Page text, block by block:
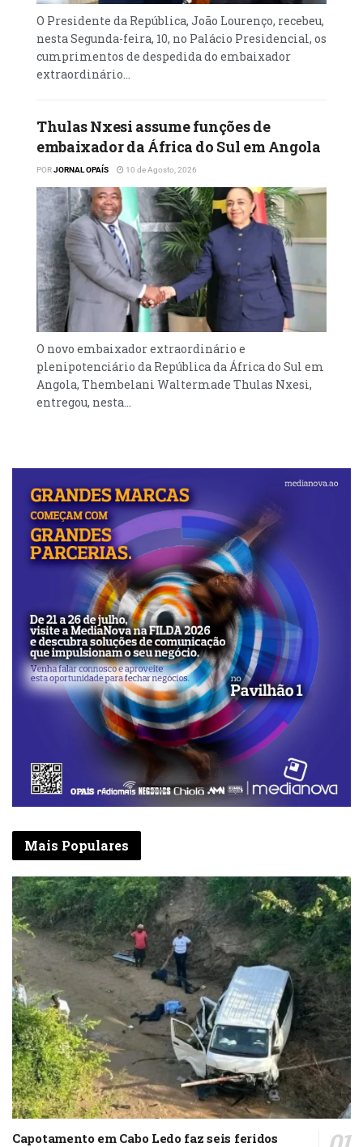
O Presidente da República, João Lourenço, recebeu,
nesta Segunda-feira, 10, no Palácio Presidencial, os
cumprimentos de despedida do embaixador
extraordinário...
Thulas Nxesi assume funções de
embaixador da África do Sul em Angola
PORJORNAL OPAÍS 10 de Agosto, 2026
O novo embaixador extraordinário e
plenipotenciário da República da África do Sul em
Angola, Thembelani Waltermade Thulas Nxesi,
entregou, nesta...
Mais Populares
Capotamento em Cabo Ledo faz seis feridos